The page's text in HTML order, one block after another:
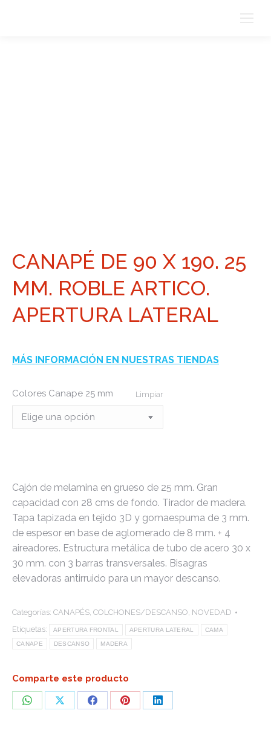
CANAPÉ DE 90 X 190. 25
MM. ROBLE ARTICO.
APERTURA LATERAL
MÁS INFORMACIÓN EN NUESTRAS TIENDAS
Colores Canape 25 mm Limpiar
Cajón de melamina en grueso de 25 mm. Gran
capacidad con 28 cms de fondo. Tirador de madera.
Tapa tapizada en tejido 3D y gomaespuma de 3 mm.
de espesor en base de aglomerado de 8 mm. + 4
aireadores. Estructura metálica de tubo de acero 30 x
30 mm. con 3 barras transversales. Bisagras
elevadoras antirruido para un mayor descanso.
Categorías: CANAPÉS, COLCHONES/DESCANSO, NOVEDAD
Etiquetas:
APERTURA FRONTAL APERTURA LATERAL CAMA
CANAPE DESCANSO MADERA
Comparte este producto
Share
Share
Share
Share
Share